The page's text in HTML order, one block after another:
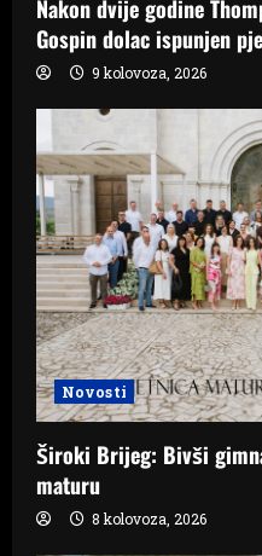
Nakon dvije godine
Gospin dolac ispunjen
9 kolovoza, 2026
Novosti
Široki Brijeg: Bivši
maturu
8 kolovoza, 2026